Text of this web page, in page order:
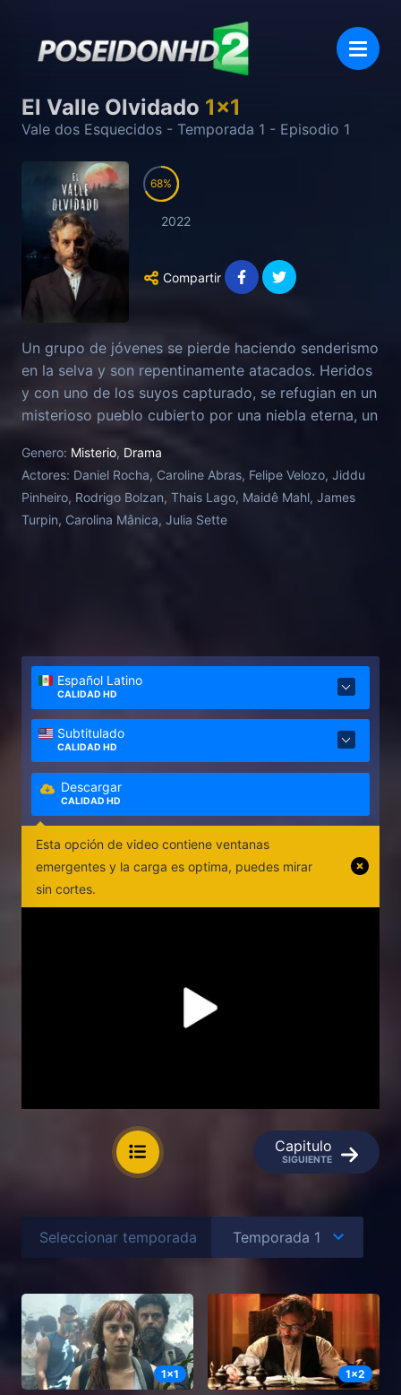
El Valle Olvidado 1x1
Vale dos Esquecidos - Temporada 1 - Episodio 1
68
2022
Compartir
Un grupo de jóvenes se pierde haciendo senderismo
en la selva y son repentinamente atacados. Heridos
y con uno de los suyos capturado, se refugian en un
misterioso pueblo cubierto por una niebla eterna, un
Genero: Misterio, Drama
Actores: Daniel Rocha, Caroline Abras, Felipe Velozo, Jiddu
Pinheiro, Rodrigo Bolzan, Thais Lago, Maidê Mahl, James
Turpin, Carolina Mânica, Julia Sette
Español Latino
CALIDAD HD
Subtitulado
CALIDAD HD
Descargar
CALIDAD HD
Esta opción de video contiene ventanas
emergentes y la carga es optima, puedes mirar
sin cortes.
Capitulo
SIGUIENTE
Seleccionar temporada
1x1 1x2